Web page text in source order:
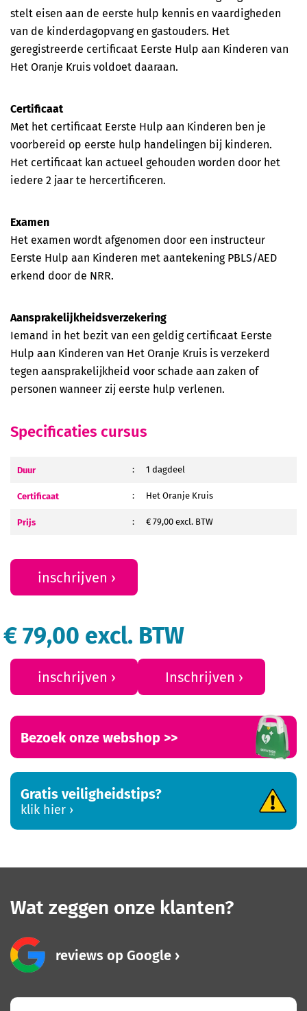
stelt eisen aan de eerste hulp kennis en vaardigheden
van de kinderdagopvang en gastouders. Het
geregistreerde certificaat Eerste Hulp aan Kinderen van
Het Oranje Kruis voldoet daaraan.
Certificaat
Met het certificaat Eerste Hulp aan Kinderen ben je
voorbereid op eerste hulp handelingen bij kinderen.
Het certificaat kan actueel gehouden worden door het
iedere 2 jaar te hercertificeren.
Examen
Het examen wordt afgenomen door een instructeur
Eerste Hulp aan Kinderen met aantekening PBLS/AED
erkend door de NRR.
Aansprakelijkheidsverzekering
Iemand in het bezit van een geldig certificaat Eerste
Hulp aan Kinderen van Het Oranje Kruis is verzekerd
tegen aansprakelijkheid voor schade aan zaken of
personen wanneer zij eerste hulp verlenen.
Specificaties cursus
Duur : 1 dagdeel
Certificaat : Het Oranje Kruis
Prijs : € 79,00 excl. BTW
inschrijven
€ 79,00 excl. BTW
inschrijven Inschrijven
Bezoek onze webshop >>
Gratis veiligheidstips?
klik hier
Wat zeggen onze klanten?
reviews op Google
Basis cursus Heftruck
Herhalingscursus Heftruck
Veilig werken langs de weg (basis)
Veilig werken langs de weg (herhaling)
Veilig werken met een hoogwerker (basis)